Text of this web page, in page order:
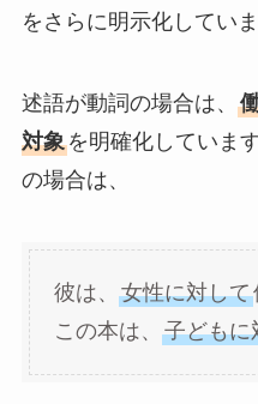
をさらに明示化していま
述語が動詞の場合は、
対象を明確化していま
の場合は、
彼は、 女性に対して
この本は、 子どもに